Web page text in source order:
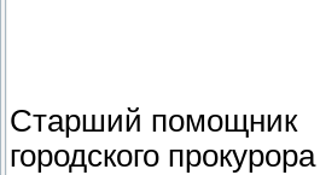
Старший помощник
городского